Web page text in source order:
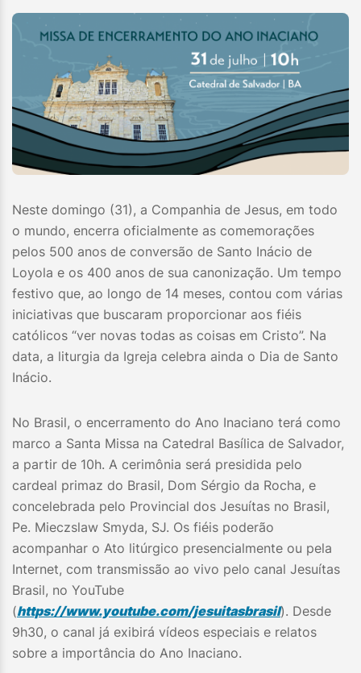
Neste domingo (31), a Companhia de Jesus, em todo
o mundo, encerra oficialmente as comemorações
pelos 500 anos de conversão de Santo Inácio de
Loyola e os 400 anos de sua canonização. Um tempo
festivo que, ao longo de 14 meses, contou com várias
iniciativas que buscaram proporcionar aos fiéis
católicos “ver novas todas as coisas em Cristo”. Na
data, a liturgia da Igreja celebra ainda o Dia de Santo
Inácio.
No Brasil, o encerramento do Ano Inaciano terá como
marco a Santa Missa na Catedral Basílica de Salvador,
a partir de 10h. A cerimônia será presidida pelo
cardeal primaz do Brasil, Dom Sérgio da Rocha, e
concelebrada pelo Provincial dos Jesuítas no Brasil,
Pe. Mieczslaw Smyda, SJ. Os fiéis poderão
acompanhar o Ato litúrgico presencialmente ou pela
Internet, com transmissão ao vivo pelo canal Jesuítas
Brasil, no YouTube
(https://www.youtube.com/jesuitasbrasil). Desde
9h30, o canal já exibirá vídeos especiais e relatos
sobre a importância do Ano Inaciano.